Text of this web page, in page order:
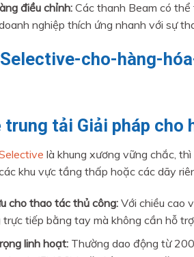
điều chỉnh:Các thanh Beam có thể
nghiệp thích ứng nhanh với sự
trung tải Giải pháp cho
là khung xương vững chắc,
khu vực tầng thấp hoặc các dãy
cho thao tác thủ công:Với chiều cao
trực tiếp bằng tay mà không cần hỗ
linh hoạt:Thường dao động từ